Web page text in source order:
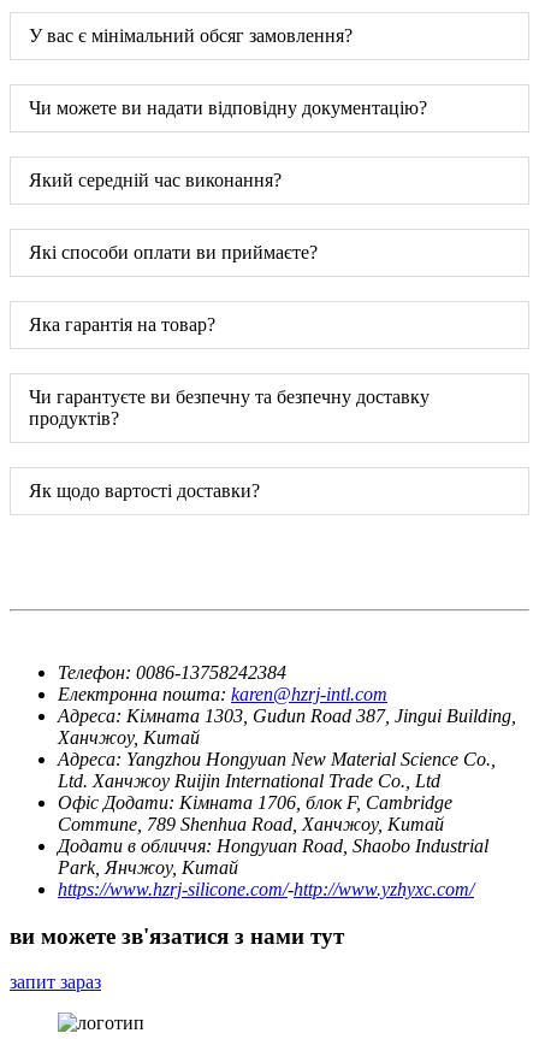
У вас є мінімальний обсяг замовлення?
Чи можете ви надати відповідну документацію?
Який середній час виконання?
Які способи оплати ви приймаєте?
Яка гарантія на товар?
Чи гарантуєте ви безпечну та безпечну доставку
продуктів?
Як щодо вартості доставки?
Телефон: 0086-13758242384
Електронна пошта: karen@hzrj-intl.com
Адреса: Кімната 1303, Gudun Road 387, Jingui Building,
Ханчжоу, Китай
Адреса: Yangzhou Hongyuan New Material Science Co.,
Ltd. Ханчжоу Ruijin International Trade Co., Ltd
Офіс Додати: Кімната 1706, блок F, Cambridge
Commune, 789 Shenhua Road, Ханчжоу, Китай
Додати в обличчя: Hongyuan Road, Shaobo Industrial
Park, Янчжоу, Китай
https://www.hzrj-silicone.com/-http://www.yzhyxc.com/
ви можете зв'язатися з нами тут
запит зараз